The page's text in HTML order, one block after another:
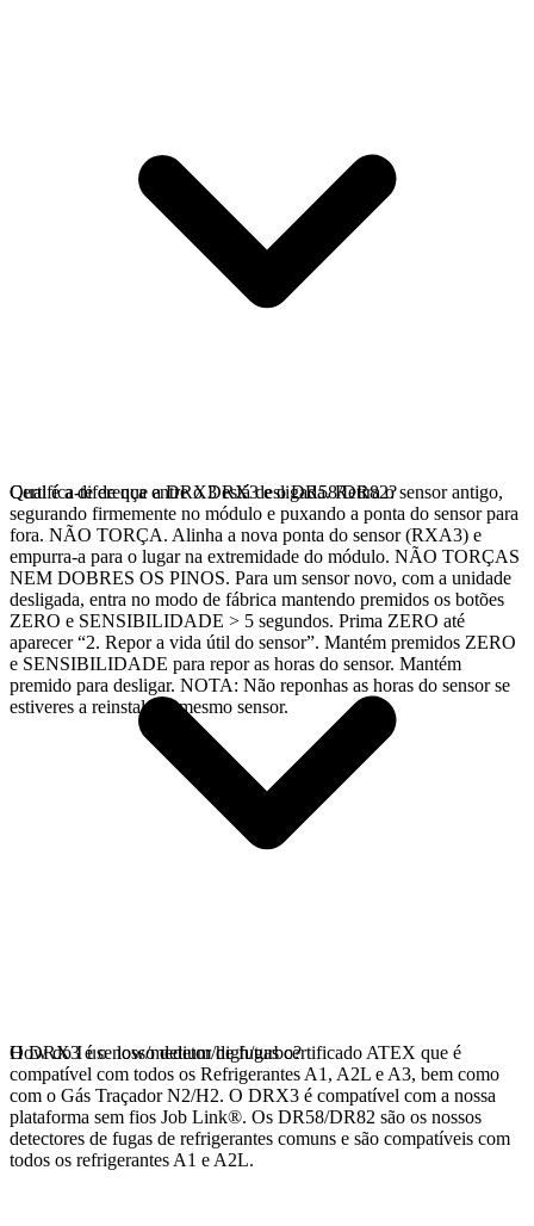
Certifica-te de que a DRX3 está desligada. Retira o sensor antigo,
segurando firmemente no módulo e puxando a ponta do sensor para
fora. NÃO TORÇA. Alinha a nova ponta do sensor (RXA3) e
empurra-a para o lugar na extremidade do módulo. NÃO TORÇAS
NEM DOBRES OS PINOS. Para um sensor novo, com a unidade
desligada, entra no modo de fábrica mantendo premidos os botões
ZERO e SENSIBILIDADE > 5 segundos. Prima ZERO até
aparecer “2. Repor a vida útil do sensor”. Mantém premidos ZERO
e SENSIBILIDADE para repor as horas do sensor. Mantém
premido para desligar. NOTA: Não reponhas as horas do sensor se
estiveres a reinstalar o mesmo sensor.
Qual é a diferença entre o DRX3 e o DR58/DR82?
O DRX3 é o nosso detetor de fugas certificado ATEX que é
compatível com todos os Refrigerantes A1, A2L e A3, bem como
com o Gás Traçador N2/H2. O DRX3 é compatível com a nossa
plataforma sem fios Job Link®. Os DR58/DR82 são os nossos
detectores de fugas de refrigerantes comuns e são compatíveis com
todos os refrigerantes A1 e A2L.
How do I use low/medium/high/turbo?